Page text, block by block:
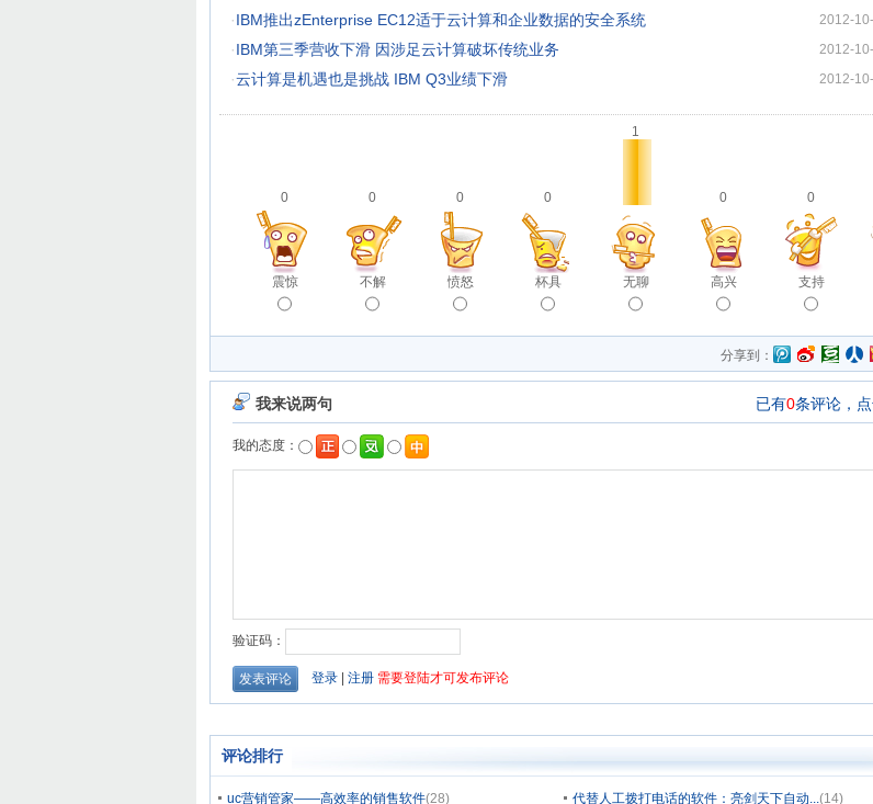
·IBM推出zEnterprise EC12适于云计算和企业数据的安全系统 2012-
·IBM第三季营收下滑 因涉足云计算破坏传统业务 2012-
·云计算是机遇也是挑战 IBM Q3业绩下滑 2012-
0
震惊
0
不解
0
愤怒
0
杯具
1
无聊
0
高兴
0
支持
分享到：
评论排行
uc营销管家——高效率的销售软件(28) 代替人工拨打电话的软件：亮剑天下自动...(14)